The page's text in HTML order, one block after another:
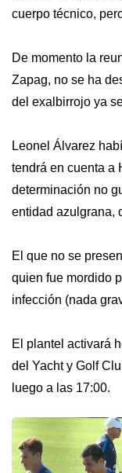
cuerpo técnico,
De momento la
Zapag, no se ha
del exalbirrojo ya
Leonel Álvarez
tendrá en cuenta a
determinación no
entidad azulgrana,
El que no se
quien fue mordido
infección (nada
El plantel activará
del Yacht y Golf
luego a las 17:00.